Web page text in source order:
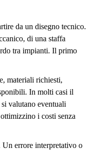
da un disegno tecnico.
di una staffa
tra impianti. Il primo
materiali richiesti,
In molti casi il
valutano eventuali
i costi senza
Un errore interpretativo o